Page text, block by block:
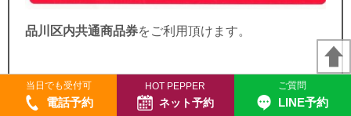
品川区内共通商品券を ご利用頂けます。
当日でも受付可
電話予約
HOT PEPPER
ネット予約
ご質問
LINE予約